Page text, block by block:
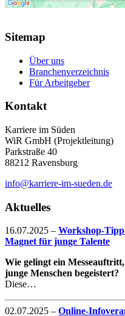
Sitemap
Über uns
Branchenverzeichnis
Für Arbeitgeber
Kontakt
Karriere im Süden
WiR GmbH (Projektleitung)
Parkstraße 40
88212 Ravensburg
info@karriere-im-sueden.de
Aktuelles
16.07.2025 – Workshop-
Magnet für junge Talente
Wie gelingt ein
junge Menschen begeistert?
Diese…
02.07.2025 – Online-